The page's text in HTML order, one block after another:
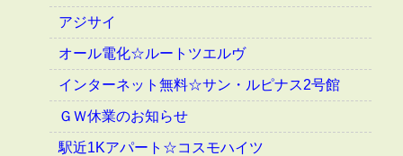
アジサイ
オール電化☆ルートツエルヴ
インターネット無料☆サン・ルピナス2号館
ＧＷ休業のお知らせ
駅近1Kアパート☆コスモハイツ